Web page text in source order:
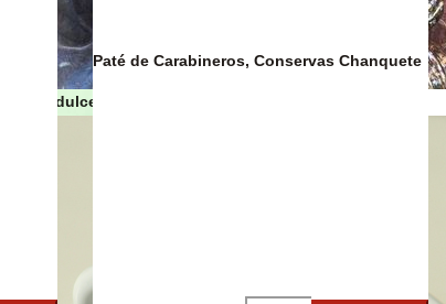
y dulces de Navidad
Paté de Carabineros, Conservas Chanquete